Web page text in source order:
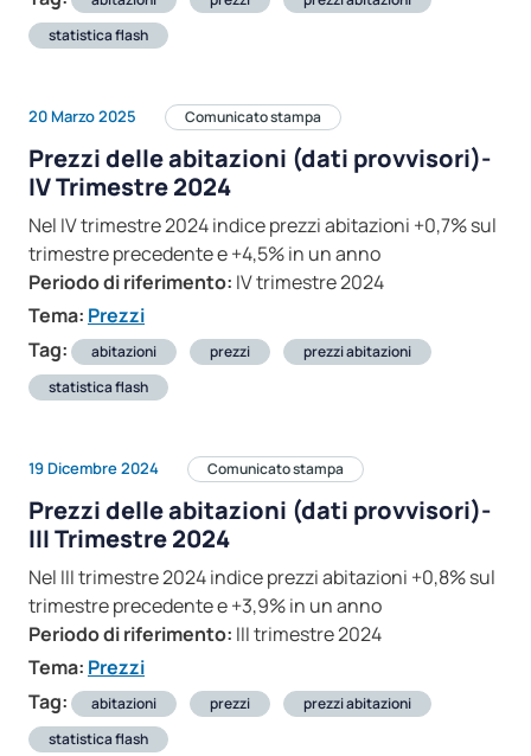
statistica flash
20 Marzo 2025 Comunicato stampa
Prezzi delle abitazioni (dati provvisori)-
IV Trimestre 2024
Nel IV trimestre 2024 indice prezzi abitazioni +0,7% sul
trimestre precedente e +4,5% in un anno
Periodo di riferimento: IV trimestre 2024
Tema: Prezzi
Tag:
abitazioni prezzi
prezzi abitazioni
statistica flash
19 Dicembre 2024 Comunicato stampa
Prezzi delle abitazioni (dati provvisori)-
III Trimestre 2024
Nel III trimestre 2024 indice prezzi abitazioni +0,8% sul
trimestre precedente e +3,9% in un anno
Periodo di riferimento: III trimestre 2024
Tema: Prezzi
Tag:
abitazioni prezzi
prezzi abitazioni
statistica flash